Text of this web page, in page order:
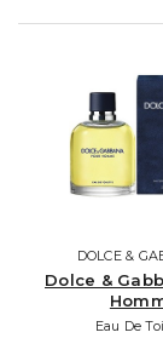
DOLCE &
Dolce &
Eau De